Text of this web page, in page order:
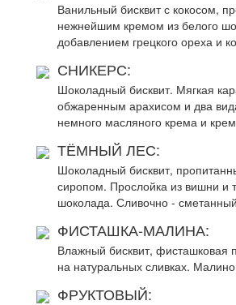
Ванильный бисквит с кокосом,
нежнейшим кремом из белого
добавлением грецкого ореха и
СНИКЕРС:
Шоколадный бисквит. Мягкая
обжаренным арахисом и два
немного масляного крема и
ТЁМНЫЙ ЛЕС:
Шоколадный бисквит,
сиропом. Прослойка из вишни и
шоколада. Сливочно -
ФИСТАШКА-МАЛИНА:
Влажный бисквит, фисташковая
на натуральных сливках.
ФРУКТОВЫЙ: